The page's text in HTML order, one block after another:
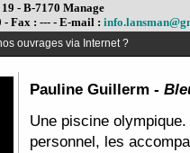
- B-7170 Manage
- Fax : --- - E-mail :
ouvrages via Internet ?
Pauline Guillerm -
Une piscine
personnel, les